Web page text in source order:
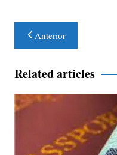
Navegación
de
entradas
Anterior
Related articles